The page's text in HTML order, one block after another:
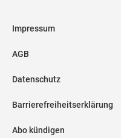
Impressum
AGB
Datenschutz
Barrierefreiheitserklärung
Abo kündigen